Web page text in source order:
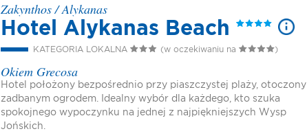
Zakynthos/Alykanas
Hotel Alykanas Beach
KATEGORIA LOKALNA (w oczekiwaniu na )
Okiem Grecosa
Hotel położony bezpośrednio przy piaszczystej plaży, otoczony
zadbanym ogrodem. Idealny wybór dla każdego, kto szuka
spokojnego wypoczynku na jednej z najpiękniejszych Wysp
Jońskich.